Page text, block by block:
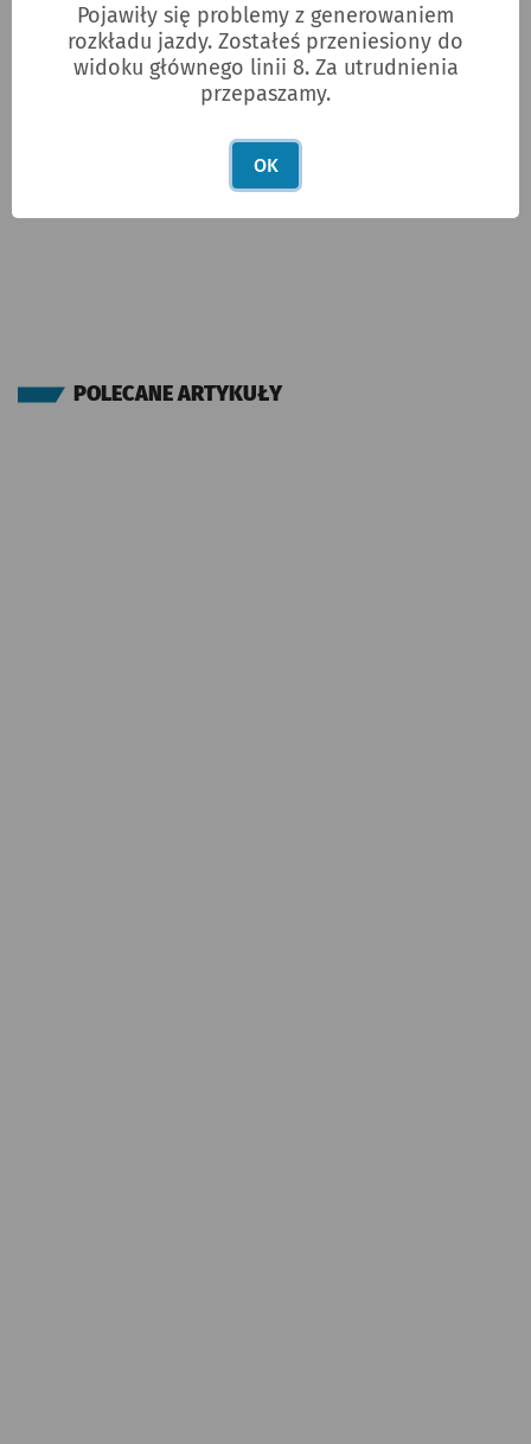
ad
POLECANE ARTYKUŁY
Pojawiły się problemy z generowaniem
rozkładu jazdy. Zostałeś przeniesiony do
widoku głównego linii 8. Za utrudnienia
przepaszamy.
OK